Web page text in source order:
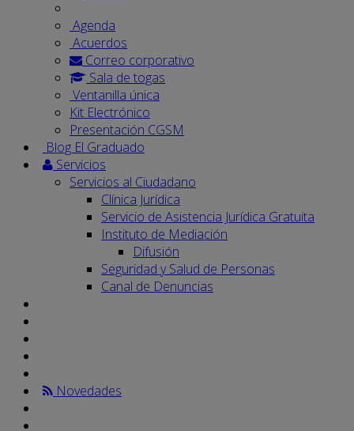
Agenda
Acuerdos
Correo corporativo
Sala de togas
Ventanilla única
Kit Electrónico
Presentación CGSM
Blog El Graduado
Servicios
Servicios al Ciudadano
Clínica Jurídica
Servicio de Asistencia Jurídica Gratuita
Instituto de Mediación
Difusión
Seguridad y Salud de Personas
Canal de Denuncias
Novedades